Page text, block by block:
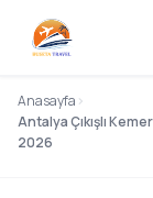
Anasayfa
Antalya Çıkışlı
2026